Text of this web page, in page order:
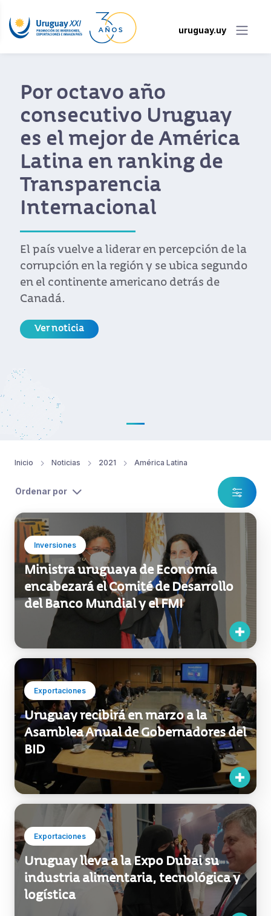
uruguay.uy
Por octavo año
consecutivo Uruguay
es el mejor de América
Latina en ranking de
Transparencia
Internacional
El país vuelve a liderar en percepción de la
corrupción en la región y se ubica segundo
en el continente americano detrás de
Canadá.
Ver noticia
Inicio Noticias 2021 América Latina
Ordenar por
Inversiones
Ministra uruguaya de Economía
encabezará el Comité de Desarrollo
del Banco Mundial y el FMI
Exportaciones
Uruguay recibirá en marzo a la
Asamblea Anual de Gobernadores del
BID
Exportaciones
Uruguay lleva a la Expo Dubai su
industria alimentaria, tecnológica y
logística